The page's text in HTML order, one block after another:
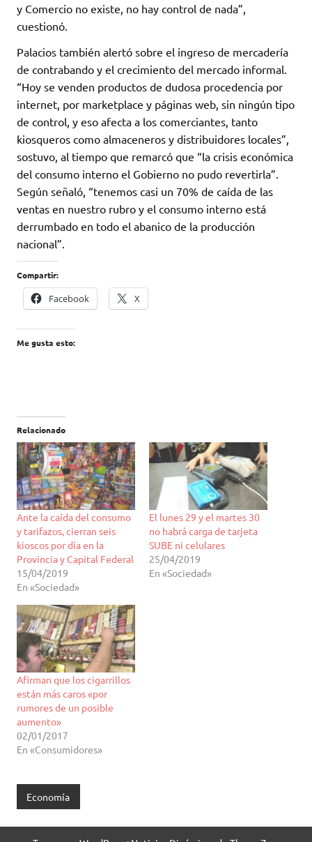
y Comercio no existe, no hay control de nada”,
cuestionó.
Palacios también alertó sobre el ingreso de mercadería
de contrabando y el crecimiento del mercado informal.
“Hoy se venden productos de dudosa procedencia por
internet, por marketplace y páginas web, sin ningún tipo
de control, y eso afecta a los comerciantes, tanto
kiosqueros como almaceneros y distribuidores locales”,
sostuvo, al tiempo que remarcó que “la crisis económica
del consumo interno el Gobierno no pudo revertirla”.
Según señaló, “tenemos casi un 70% de caída de las
ventas en nuestro rubro y el consumo interno está
derrumbado en todo el abanico de la producción
nacional”.
Compartir:
Facebook X
Me gusta esto:
Relacionado
Ante la caída del consumo
y tarifazos, cierran seis
kioscos por día en la
Provincia y Capital Federal
15/04/2019
En «Sociedad»
El lunes 29 y el martes 30
no habrá carga de tarjeta
SUBE ni celulares
25/04/2019
En «Sociedad»
Afirman que los cigarrillos
están más caros «por
rumores de un posible
aumento»
02/01/2017
En «Consumidores»
Economía